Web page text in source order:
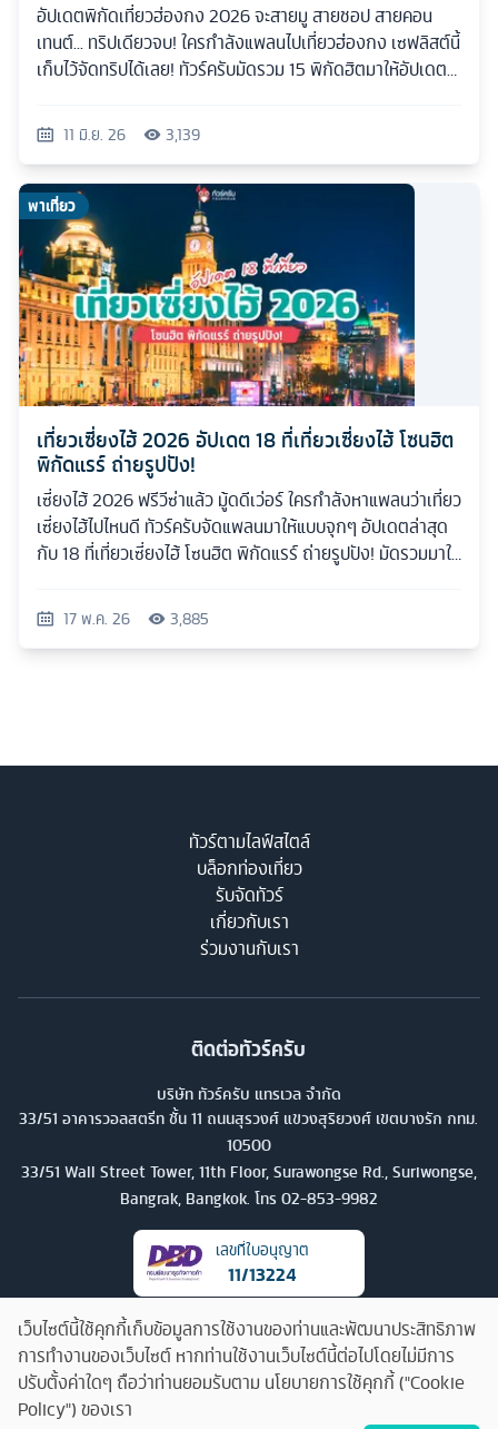
อัปเดตพิกัดเที่ยวฮ่องกง 2026 จะสายมู สายชอป สายคอน
เทนต์... ทริปเดียวจบ! ใครกำลังแพลนไปเที่ยวฮ่องกง เซฟลิสต์นี้
เก็บไว้จัดทริปได้เลย! ทัวร์ครับมัดรวม 15 พิกัดฮิตมาให้อัปเดต
11 มิ.ย. 26 3,139
พาเที่ยว
เที่ยวเซี่ยงไฮ้ 2026 อัปเดต 18 ที่เที่ยวเซี่ยงไฮ้ โซนฮิต
พิกัดแรร์ ถ่ายรูปปัง!
เซี่ยงไฮ้ 2026 ฟรีวีซ่าแล้ว มู้ดดีเว่อร์ ใครกำลังหาแพลนว่าเที่ยว
เซี่ยงไฮ้ไปไหนดี ทัวร์ครับจัดแพลนมาให้แบบจุกๆ อัปเดตล่าสุด
กับ 18 ที่เที่ยวเซี่ยงไฮ้ โซนฮิต พิกัดแรร์ ถ่ายรูปปัง! มัดรวมมาให้
17 พ.ค. 26 3,885
ทัวร์ตามไลฟ์สไตล์
บล็อกท่องเที่ยว
รับจัดทัวร์
เกี่ยวกับเรา
ร่วมงานกับเรา
ติดต่อทัวร์ครับ
บริษัท ทัวร์ครับ แทรเวล จำกัด
33/51 อาคารวอลสตรีท ชั้น 11 ถนนสุรวงศ์ แขวงสุริยวงศ์ เขตบางรัก กทม.
10500
33/51 Wall Street Tower, 11th Floor, Surawongse Rd., Suriwongse,
Bangrak, Bangkok. โทร 02-853-9982
เลขที่ใบอนุญาต
11/13224
เว็บไซต์นี้ใช้คุกกี้เก็บข้อมูลการใช้งานของท่านและพัฒนาประสิทธิภาพ
การทำงานของเว็บไซต์ หากท่านใช้งานเว็บไซต์นี้ต่อไปโดยไม่มีการ
ปรับตั้งค่าใดๆ ถือว่าท่านยอมรับตาม นโยบายการใช้คุกกี้ ("Cookie
Policy") ของเรา